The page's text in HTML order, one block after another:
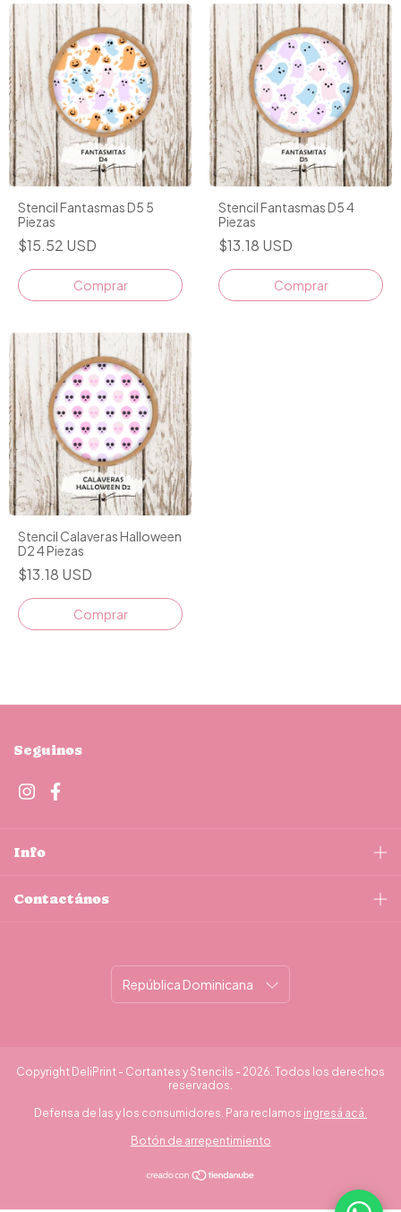
Stencil Fantasmas D5 5
Piezas
$15.52 USD
Stencil Fantasmas D5 4
Piezas
$13.18 USD
Stencil Calaveras Halloween
D2 4 Piezas
$13.18 USD
Seguinos
Info
Contactános
Copyright DeliPrint - Cortantes y Stencils - 2026. Todos los derechos
reservados.
Defensa de las y los consumidores. Para reclamos ingresá acá.
Botón de arrepentimiento